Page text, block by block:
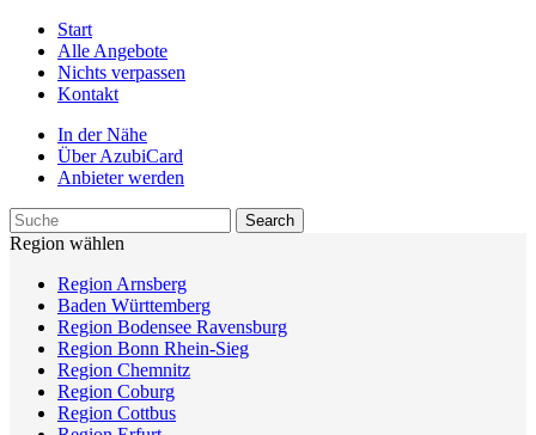
Start
Alle Angebote
Nichts verpassen
Kontakt
In der Nähe
Über AzubiCard
Anbieter werden
Region wählen
Region Arnsberg
Baden Württemberg
Region Bodensee Ravensburg
Region Bonn Rhein-Sieg
Region Chemnitz
Region Coburg
Region Cottbus